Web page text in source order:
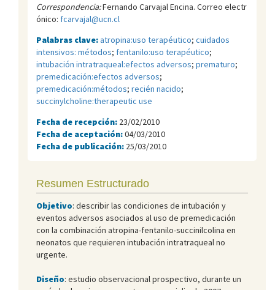
Correspondencia:Fernando Carvajal Encina. Correo electr
ónico: fcarvajal@ucn.cl
Palabras clave:atropina:uso terapéutico; cuidados
intensivos: métodos; fentanilo:uso terapéutico;
intubación intratraqueal:efectos adversos; prematuro;
premedicación:efectos adversos;
premedicación:métodos; recién nacido;
succinylcholine:therapeutic use
Fecha de recepción: 23/02/2010
Fecha de aceptación:04/03/2010
Fecha de publicación: 25/03/2010
Resumen Estructurado
Objetivo: describir las condiciones de intubación y
eventos adversos asociados al uso de premedicación
con la combinación atropina-fentanilo-succinilcolina en
neonatos que requieren intubación intratraqueal no
urgente.
Diseño: estudio observacional prospectivo, durante un